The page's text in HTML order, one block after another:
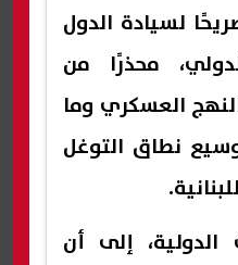
لسيادة الدول
محذرًا من
العسكري وما
نطاق التوغل
الدولية، إلى أن